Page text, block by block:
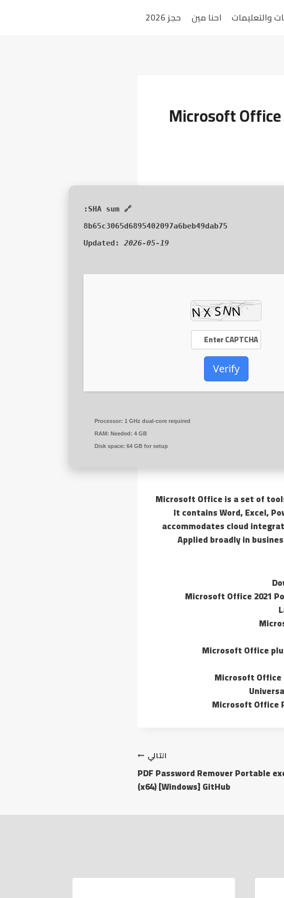
والتعليمات احنا مين حجز 2026
Microsoft
🔗 SHA sum:
8b65c3065d6895402097a6beb49dab75
Updated: 2026-05-19
Verify
Processor: 1 GHz dual-core required
RAM: Needed: 4 GB
Disk space: 64 GB for setup
Microsoft Office is a set of
It contains Word, Excel,
accommodates cloud
Applied broadly in
Microsoft Office 2021
Microsoft Office
Microsoft Office
Microsoft Office
التالي
PDF Password Remover Portable
(x64) [Windows] GitHub